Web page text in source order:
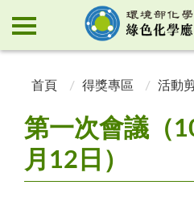
首頁 得獎專區 活動
第一次會議（
月12日）